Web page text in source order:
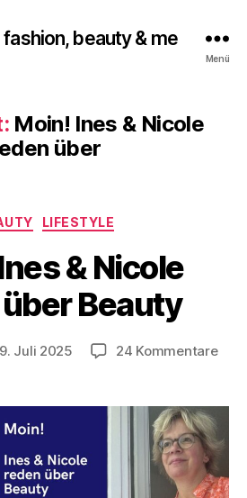
beauty & me
Menü
Moin! Ines & Nicole
über
Kategorien
LIFESTYLE
& Nicole
Beauty
Juli 2025 24 Kommentarezu
&